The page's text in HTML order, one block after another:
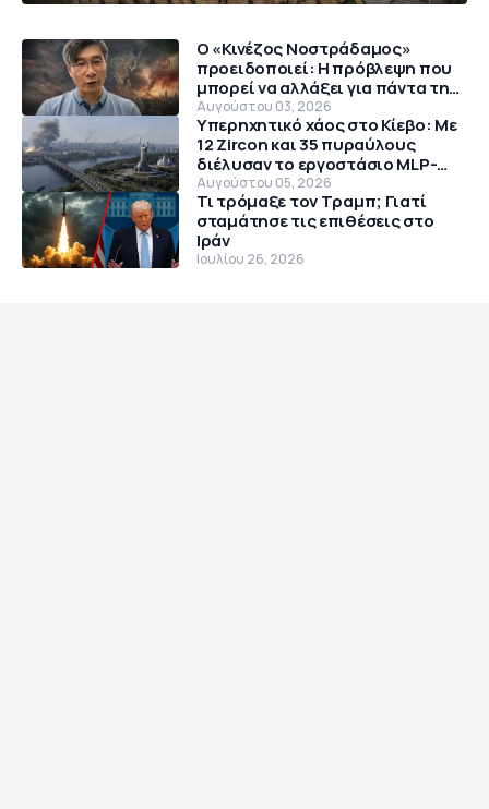
Ο «Κινέζος Νοστράδαμος»
προειδοποιεί: Η πρόβλεψη που
μπορεί να αλλάξει για πάντα την
παγκόσμια τάξη
Αυγούστου 03, 2026
Υπερηχητικό χάος στο Κίεβο: Με
12 Zircon και 35 πυραύλους
διέλυσαν το εργοστάσιο MLP-
Chaika
Αυγούστου 05, 2026
Τι τρόμαξε τον Τραμπ; Γιατί
σταμάτησε τις επιθέσεις στο
Ιράν
Ιουλίου 26, 2026